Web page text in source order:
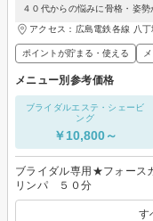
４０代からの悩みに骨格・姿
アクセス：広島電鉄各線 八
ポイントが貯まる・使える
メニュー別参考価格
ブライダルエステ・シェービ
ング
￥10,800～
ブライダル専用★フォース
リンパ ５０分
す